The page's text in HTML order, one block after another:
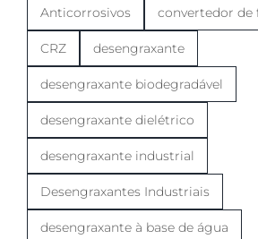
Anticorrosivos convertedor de
CRZ desengraxante
desengraxante biodegradável
desengraxante dielétrico
desengraxante industrial
Desengraxantes Industriais
desengraxante à base de água